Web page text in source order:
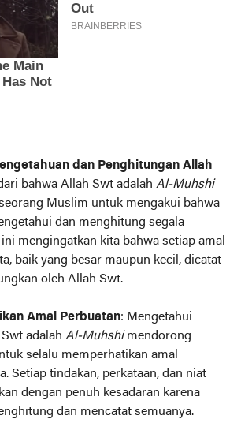
dan Penghitungan Allah
bahwa Allah Swt adalah Al-Muhshi
Muslim untuk mengakui bahwa
dan menghitung segala
mengingatkan kita bahwa setiap amal
baik yang besar maupun kecil, dicatat
oleh Allah Swt.
Amal Perbuatan: Mengetahui
adalah Al-Muhshimendorong
selalu memperhatikan amal
Setiap tindakan, perkataan, dan niat
dengan penuh kesadaran karena
dan mencatat semuanya.